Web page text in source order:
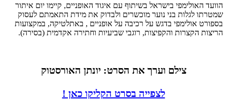
הוועד האולימפי בישראל בשיתוף עם איגוד האופניים, קיימו יום איתור
שמטרתו לגלות בני נוער מוכשרים ולבדוק את מידת התאמתם לעסוק
בספורט אולימפי בדגש על רכיבה על אופניים , באתלטיקה, במקצועות
הריצות הקצרות והקפיצות, רוגבי שביעיות וחתירה אקדמית (בסירה).
צילם וערך את הסרט: יונתן האורסטוק
לצפייה בסרט הקליקו כאן !